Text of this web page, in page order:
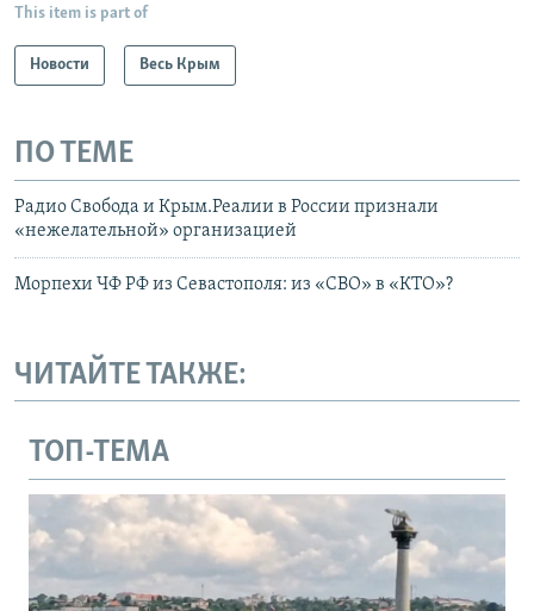
This item is part of
Новости Весь Крым
ПО ТЕМЕ
Радио Свобода и Крым.Реалии в России признали
«нежелательной» организацией
Морпехи ЧФ РФ из Севастополя: из «СВО» в «КТО»?
ЧИТАЙТЕ ТАКЖЕ:
ТОП-ТЕМА